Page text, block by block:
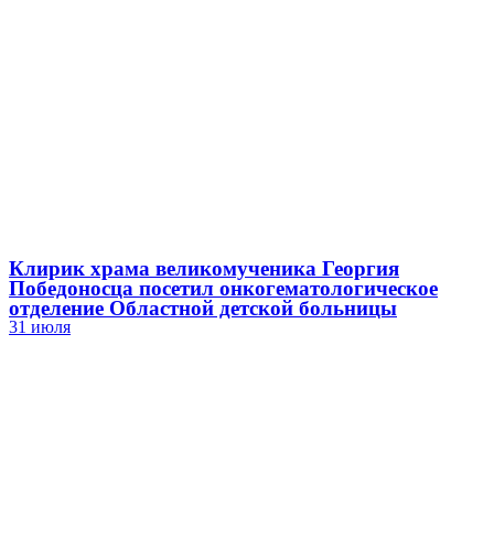
Клирик храма великомученика Георгия
Победоносца посетил онкогематологическое
отделение Областной детской больницы
31 июля